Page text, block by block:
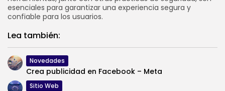
esenciales para garantizar una experiencia segura y
confiable para los usuarios.
Lea también:
Novedades
Crea publicidad en Facebook – Meta
Sitio Web